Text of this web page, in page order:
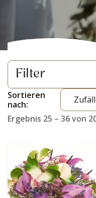
Filter
Sortieren
nach:
Ergebnis 25 – 36 von